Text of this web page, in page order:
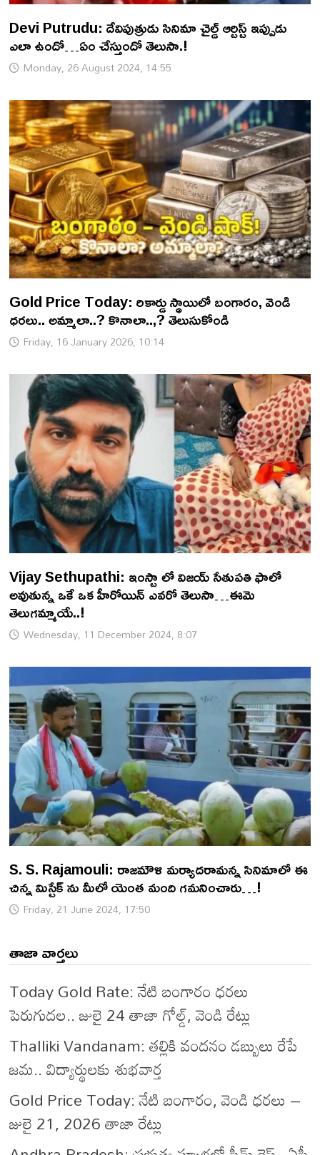
Devi Putrudu: దేవిపుత్రుడు సినిమా చైల్డ్ ఆర్టిస్ట్ ఇప్పుడు
ఎలా ఉందో…ఏం చేస్తుందో తెలుసా.!
Monday, 26 August 2024, 14:55
Gold Price Today: రికార్డు స్థాయిలో బంగారం, వెండి
ధరలు.. అమ్మాలా..? కొనాలా..,? తెలుసుకోండి
Friday, 16 January 2026, 10:14
Vijay Sethupathi: ఇంస్టా లో విజయ్ సేతుపతి ఫాలో
అవుతున్న ఒకే ఒక హీరోయిన్ ఎవరో తెలుసా…ఈమె
తెలుగమ్మాయే..!
Wednesday, 11 December 2024, 8:07
S. S. Rajamouli: రాజమౌళి మర్యాదరామన్న సినిమాలో ఈ
చిన్న మిస్టేక్ ను మీలో యెంత మంది గమనించారు…!
Friday, 21 June 2024, 17:50
తాజా వార్తలు
Today Gold Rate: నేటి బంగారం ధరలు
పెరుగుదల.. జులై 24 తాజా గోల్డ్, వెండి రేట్లు
Thalliki Vandanam: తల్లికి వందనం డబ్బులు రేపే
జమ.. విద్యార్థులకు శుభవార్త
Gold Price Today: నేటి బంగారం, వెండి ధరలు –
జులై 21, 2026 తాజా రేట్లు